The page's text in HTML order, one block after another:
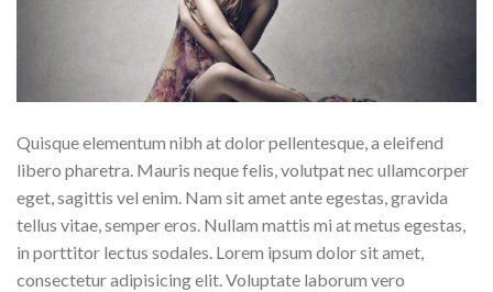
Quisque elementum nibh at dolor pellentesque, a eleifend
libero pharetra. Mauris neque felis, volutpat nec ullamcorper
eget, sagittis vel enim. Nam sit amet ante egestas, gravida
tellus vitae, semper eros. Nullam mattis mi at metus egestas,
in porttitor lectus sodales. Lorem ipsum dolor sit amet,
consectetur adipisicing elit. Voluptate laborum vero